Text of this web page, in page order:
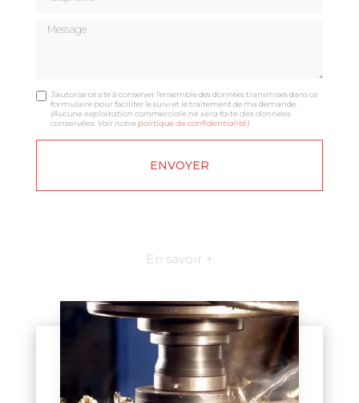
Message
J'autorise ce site à conserver l'ensemble des données transmises dans ce
formulaire pour faciliter le suivi et le traitement de ma demande.
(Aucune exploitation commerciale ne sera faite des données
conservées. Voir notrepolitique de confidentialité)
En savoir +